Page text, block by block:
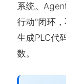
系统。
行动"闭环
生成PLC代
数。